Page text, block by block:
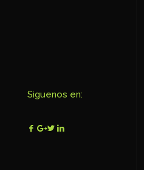
Siguenos en: